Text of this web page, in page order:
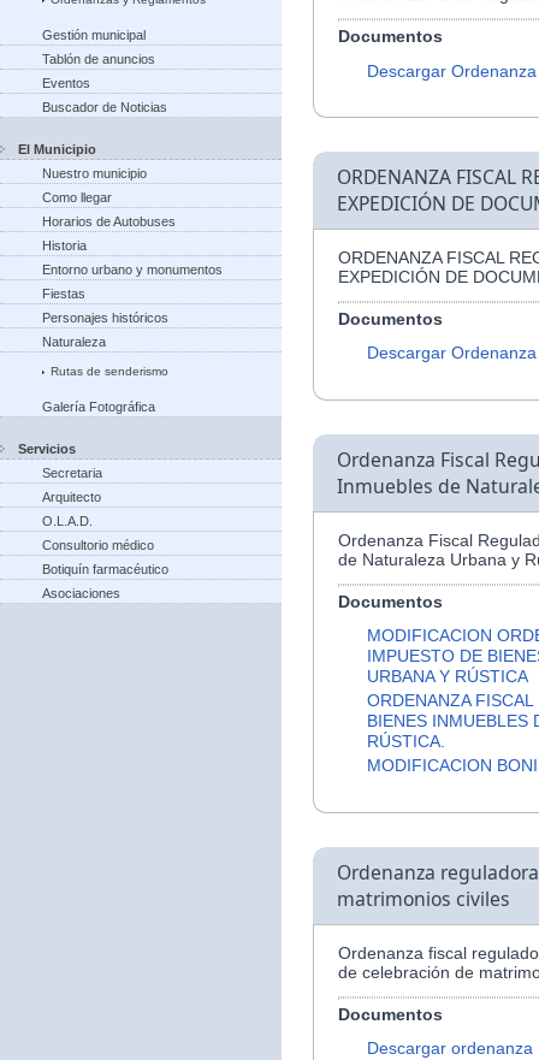
Gestión municipal
Tablón de anuncios
Eventos
Buscador de Noticias
El Municipio
Nuestro municipio
Como llegar
Horarios de Autobuses
Historia
Entorno urbano y monumentos
Fiestas
Personajes históricos
Naturaleza
Rutas de senderismo
Galería Fotográfica
Servicios
Secretaria
Arquitecto
O.L.A.D.
Consultorio médico
Botiquín farmacéutico
Asociaciones
Documentos
Descargar Ordenanza
ORDENANZA FISCAL
EXPEDICIÓN DE
ORDENANZA FISCAL
EXPEDICIÓN DE
Documentos
Descargar Ordenanza
Ordenanza Fiscal
Inmuebles de
Ordenanza Fiscal
de Naturaleza Urbana y
Documentos
MODIFICACION
IMPUESTO DE
URBANA Y RÚSTICA
ORDENANZA
BIENES INMUEBLES
RÚSTICA.
MODIFICACION
Ordenanza
matrimonios civiles
Ordenanza fiscal
de celebración de
Documentos
Descargar ordenanza